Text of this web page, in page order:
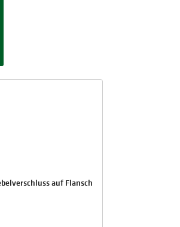
auf Flansch